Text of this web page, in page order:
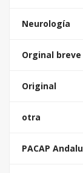
Neurología
Orginal breve
Original
otra
PACAP